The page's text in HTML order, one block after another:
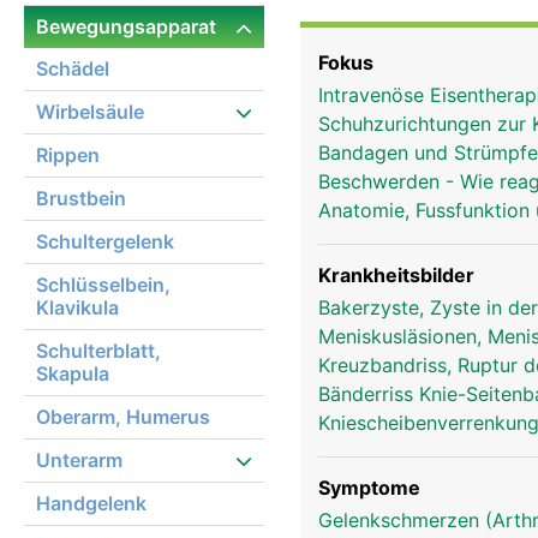
Bewegungsapparat
Schädel
Wirbelsäule
Rippen
Brustbein
Schultergelenk
Schlüsselbein,
Klavikula
Schulterblatt,
Skapula
Oberarm, Humerus
Unterarm
Handgelenk
Oberschenkel und
dem Oberschenkel.
Bewegung eher eine
Oberschenkel und
aufeinander reiben,
Zusätzlich besitzt das
denen der
das Kniegelenk
sich dabei
Bänder in Position
Fokus
Intravenöse
Schuhzurichtungen zur
Bandagen und Strümpfe
Beschwerden - Wie
Anatomie, Fussfunktion
Krankheitsbilder
Bakerzyste, Zyste in
Meniskusläsionen,
Kreuzbandriss, Ruptur
Bänderriss Knie-
Symptome
Gelenkschmerzen